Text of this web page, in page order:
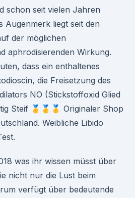
schon seit vielen Jahren
Augenmerk liegt seit den
der möglichen
aphrodisierenden Wirkung.
dass ein enthaltenes
die Freisetzung des
NO (Stickstoffoxid Glied
Steif 🥇🥇🥇 Originaler Shop
Weibliche Libido
was ihr wissen müsst über
nicht nur die Lust beim
verfügt über bedeutende